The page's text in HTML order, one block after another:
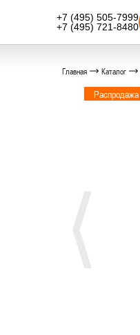
+7 (495) 505-7999
+7 (495) 721-8480
Главная Каталог
Распродажа